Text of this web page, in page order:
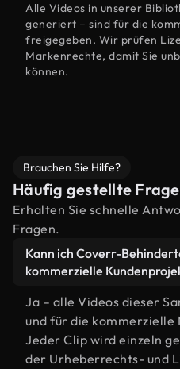
Alle Videos in unserer
generiert – sind für die
freigegeben. Wir prüfen
Markenrechte, damit Sie
können.
Brauchen Sie Hilfe?
Häufig gestellte
Erhalten Sie schnelle
Fragen.
Kann ich Coverr-
kommerzielle
Ja – alle Videos dieser
und für die kommerzielle
Jeder Clip wird einzeln
der Urheberrechts- und